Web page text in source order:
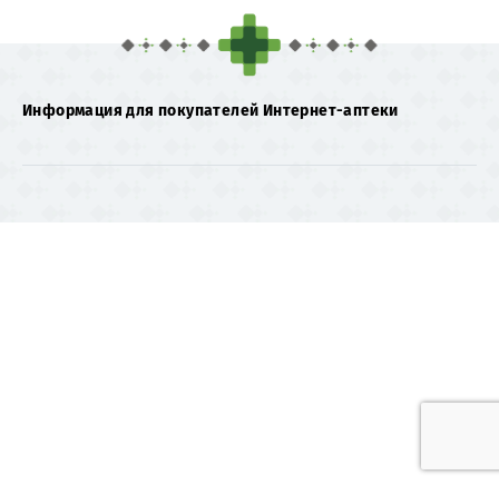
Информация для покупателей Интернет-аптеки